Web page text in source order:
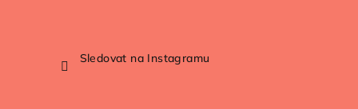
Sledovat na Instagramu